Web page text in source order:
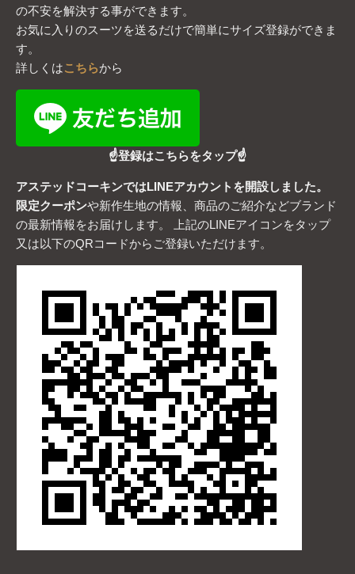
の不安を解決する事ができます。
お気に入りのスーツを送るだけで簡単にサイズ登録ができま
す。
詳しくはこちらから
☝登録はこちらをタップ☝
アステッドコーキンではLINEアカウントを開設しました。
限定クーポンや新作生地の情報、商品のご紹介などブランド
の最新情報をお届けします。 上記のLINEアイコンをタップ
又は以下のQRコードからご登録いただけます。